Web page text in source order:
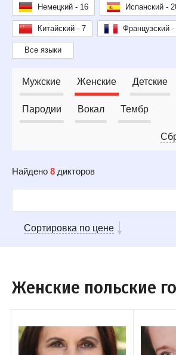
Немецкий - 16 Испанский -
Китайский - 7 Французский -
Все языки
Мужские Женские Детские
Пародии Вокал Тембр
Найдено 8 дикторов
Сортировка по цене
Женские польские